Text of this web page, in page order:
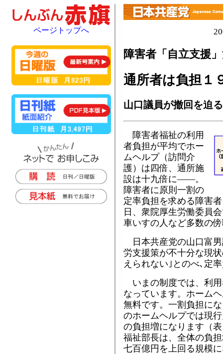
障害者「自立支援
通所者は負担１
山口議員が撤回を迫る
障害者福祉の利用
者負担が平均でホー
ムヘルプ（訪問介
護）は四倍、通所施
設は十九倍に――。
障害者に原則一割の
定率負担を求める障害
日、衆院厚生労働委員
車いすの人など多数の
日本共産党の山口富
労支援策が不十分な現
えられない｣とのべ､定
いまの制度では、利
なっています。ホーム
無料です。一割負担に
のホームヘルプでは現
の負担増になります（
福祉部長は、全体の負
七百億円を上回る規模
ページトップへ